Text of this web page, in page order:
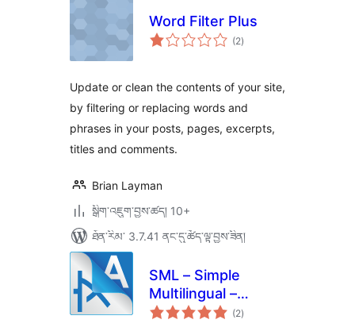
Word Filter Plus
(2གདེང་
འཇོག་
)
Update or clean the contents of your site,
by filtering or replacing words and
phrases in your posts, pages, excerpts,
titles and comments.
Brian Layman
སྒྲིག་འཇུག་བྱས་ཚད། 10+
ཐོན་རིམ་ 3.7.41 ནང་དུ་ཚོད་ལྟ་བྱས་ཟིན།
SML – Simple
Multilingual –
Translation &(2གདེང་
འཇོག་
)